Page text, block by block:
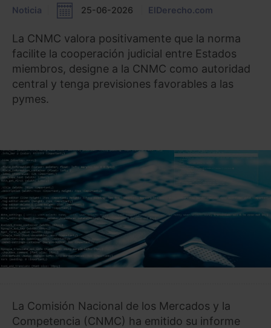
Noticia 25-06-2026 ElDerecho.com
La CNMC valora positivamente que la norma
facilite la cooperación judicial entre Estados
miembros, designe a la CNMC como autoridad
central y tenga previsiones favorables a las
pymes.
La Comisión Nacional de los Mercados y la
Competencia (CNMC) ha emitido su informe